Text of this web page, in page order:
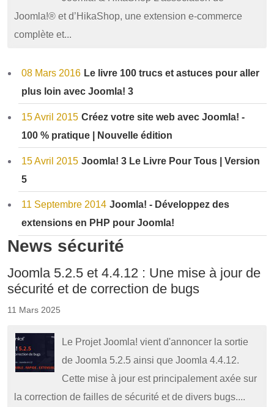
Joomla!® et d’HikaShop, une extension e-commerce
complète et...
08 Mars 2016 Le livre 100 trucs et astuces pour aller
plus loin avec Joomla! 3
15 Avril 2015 Créez votre site web avec Joomla! -
100 % pratique | Nouvelle édition
15 Avril 2015 Joomla! 3 Le Livre Pour Tous | Version
5
11 Septembre 2014 Joomla! - Développez des
extensions en PHP pour Joomla!
News sécurité
Joomla 5.2.5 et 4.4.12 : Une mise à jour de
sécurité et de correction de bugs
11 Mars 2025
Le Projet Joomla! vient d'annoncer la sortie
de Joomla 5.2.5 ainsi que Joomla 4.4.12.
Cette mise à jour est principalement axée sur
la correction de failles de sécurité et de divers bugs....